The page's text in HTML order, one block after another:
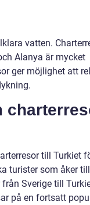
vatten.
Alanya är mycket
ger möjlighet att
till Turkiet
turister som åker
Sverige till
på en fortsatt